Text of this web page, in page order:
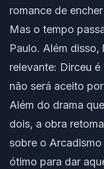
romance de
Mas o tempo
Paulo. Além
relevante: Dirceu
não será aceito
Além do drama
dois, a obra
sobre o
ótimo para dar